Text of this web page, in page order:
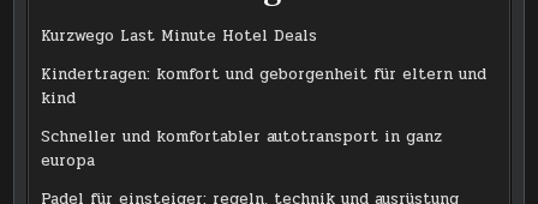
Kurzwego Last Minute Hotel Deals
Kindertragen: komfort und geborgenheit für eltern und
kind
Schneller und komfortabler autotransport in ganz
europa